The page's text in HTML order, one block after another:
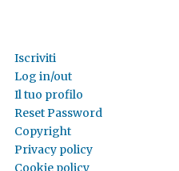
Iscriviti
Log in/out
Il tuo profilo
Reset Password
Copyright
Privacy policy
Cookie policy